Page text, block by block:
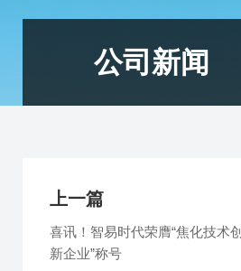
公司新闻
上一篇
喜讯！智易时代荣膺“焦化技术创
新企业”称号